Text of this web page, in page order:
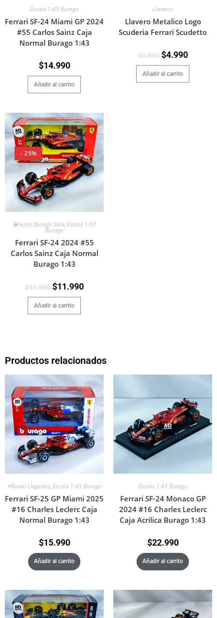
Escala 1:43 Burago
Ferrari SF-24 Miami GP 2024
#55 Carlos Sainz Caja
Normal Burago 1:43
$14.990
Añadir al carrito
Llaveros
Llavero Metalico Logo
Scuderia Ferrari Scudetto
$5.990 $4.990
Añadir al carrito
- 25%
🚨Autos Burago Sale, Escala 1:43
Burago
Ferrari SF-24 2024 #55
Carlos Sainz Caja Normal
Burago 1:43
$15.990 $11.990
Añadir al carrito
Productos relacionados
⚡Recien Llegados, Escala 1:43 Burago
Ferrari SF-25 GP Miami 2025
#16 Charles Leclerc Caja
Normal Burago 1:43
$15.990
Añadir al carrito
Escala 1:43 Burago
Ferrari SF-24 Monaco GP
2024 #16 Charles Leclerc
Caja Acrilica Burago 1:43
$22.990
Añadir al carrito